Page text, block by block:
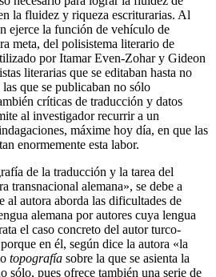
la fluidez y riqueza escriturarias. Al
ejerce la función de vehículo de
meta, del polisistema literario de
por Itamar Even-Zohar y Gideon
literarias que se editaban hasta no
que se publicaban no sólo
críticas de traducción y datos
al investigador recurrir a un
máxime hoy día, en que las
enormemente esta labor.
de la traducción y la tarea del
transnacional alemana», se debe a
al autora aborda las dificultades de
alemana por autores cuya lengua
el caso concreto del autor turco-
en él, según dice la autora «la
topografía sobre la que se asienta la
sólo, pues ofrece también una serie de